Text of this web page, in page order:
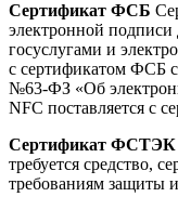
Сертификат ФСБ
электронной
госуслугами и
с сертификатом ФСБ
№63-ФЗ «Об
NFC поставляется с
Сертификат ФСТЭК
требуется средство,
требованиям защиты